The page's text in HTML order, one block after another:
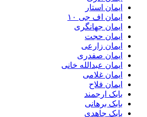
ایمان استار
ایمان اف جی ۱۰
ایمان جهانگری
ایمان حجت
ایمان زارعی
ایمان صفدری
ایمان عبدالله خانی
ایمان غلامی
ایمان فلاح
بابک ارجمند
بابک برهانی
بابک جاهدی